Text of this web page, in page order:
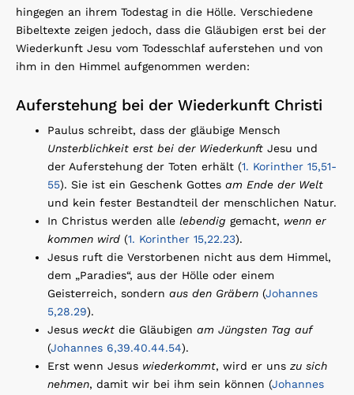
hingegen an ihrem Todestag in die Hölle. Verschiedene
Bibeltexte zeigen jedoch, dass die Gläubigen erst bei der
Wiederkunft Jesu vom Todesschlaf auferstehen und von
ihm in den Himmel aufgenommen werden:
Auferstehung bei der Wiederkunft Christi
Paulus schreibt, dass der gläubige Mensch
Unsterblichkeit erst bei der Wiederkunft Jesu und
der Auferstehung der Toten erhält (1. Korinther 15,51-
55). Sie ist ein Geschenk Gottes am Ende der Welt
und kein fester Bestandteil der menschlichen Natur.
In Christus werden alle lebendig gemacht, wenn er
kommen wird (1. Korinther 15,22.23).
Jesus ruft die Verstorbenen nicht aus dem Himmel,
dem „Paradies“, aus der Hölle oder einem
Geisterreich, sondern aus den Gräbern (Johannes
5,28.29).
Jesus weckt die Gläubigen am Jüngsten Tag auf
(Johannes 6,39.40.44.54).
Erst wenn Jesus wiederkommt, wird er uns zu sich
nehmen, damit wir bei ihm sein können (Johannes